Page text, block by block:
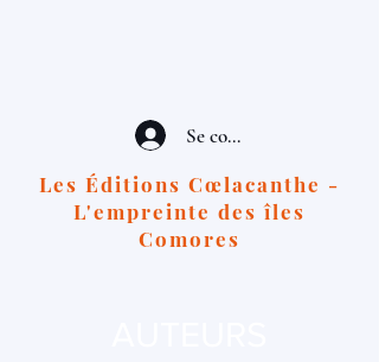
Se connecter
Les Éditions Cœlacanthe -
L'empreinte des îles
Comores